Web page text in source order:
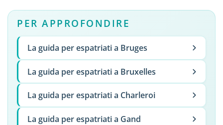
PER APPROFONDIRE
La guida per espatriati a Bruges
La guida per espatriati a Bruxelles
La guida per espatriati a Charleroi
La guida per espatriati a Gand